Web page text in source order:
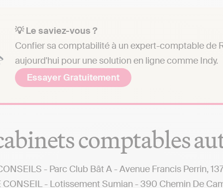
💡 Le saviez-vous ?
Confier sa comptabilité à un expert-comptable de
aujourd'hui pour une solution en ligne comme Indy.
Essayer Gratuitement
comptables
- Parc Club Bât A - Avenue Francis Perrin,
CONSEIL - Lotissement Sumian - 390 Chemin De